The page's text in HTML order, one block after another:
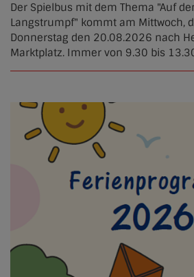
Der Spielbus mit dem Thema "Auf
Langstrumpf" kommt am Mittwoch,
Donnerstag den 20.08.2026 nach
Marktplatz. Immer von 9.30 bis